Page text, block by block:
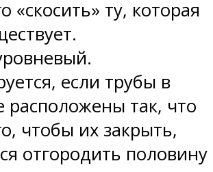
«скосить» ту, которая
если трубы в
расположены так, что
чтобы их закрыть,
отгородить половину